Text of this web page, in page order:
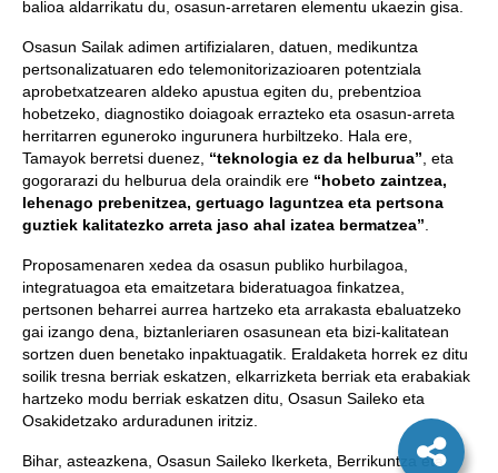
balioa aldarrikatu du, osasun-arretaren elementu ukaezin gisa.
Osasun Sailak adimen artifizialaren, datuen, medikuntza
pertsonalizatuaren edo telemonitorizazioaren potentziala
aprobetxatzearen aldeko apustua egiten du, prebentzioa
hobetzeko, diagnostiko doiagoak errazteko eta osasun-arreta
herritarren eguneroko ingurunera hurbiltzeko. Hala ere,
Tamayok berretsi duenez, “teknologia ez da helburua” , eta
gogorarazi du helburua dela oraindik ere “hobeto zaintzea,
lehenago prebenitzea, gertuago laguntzea eta pertsona
guztiek kalitatezko arreta jaso ahal izatea bermatzea”
Proposamenaren xedea da osasun publiko hurbilagoa,
integratuagoa eta emaitzetara bideratuagoa finkatzea,
pertsonen beharrei aurrea hartzeko eta arrakasta ebaluatzeko
gai izango dena, biztanleriaren osasunean eta bizi-kalitatean
sortzen duen benetako inpaktuagatik. Eraldaketa horrek ez ditu
soilik tresna berriak eskatzen, elkarrizketa berriak eta erabakiak
hartzeko modu berriak eskatzen ditu, Osasun Saileko eta
Osakidetzako arduradunen iritziz.
Bihar, asteazkena, Osasun Saileko Ikerketa, Berrikuntza eta